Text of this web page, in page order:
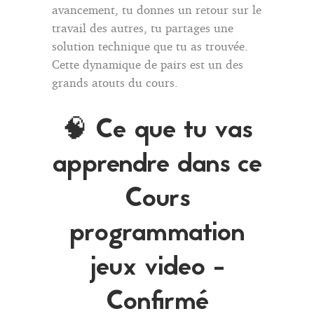
avancement, tu donnes un retour sur le
travail des autres, tu partages une
solution technique que tu as trouvée.
Cette dynamique de pairs est un des
grands atouts du cours.
🧠 Ce que tu vas
apprendre dans ce
Cours
programmation
jeux video -
Confirmé